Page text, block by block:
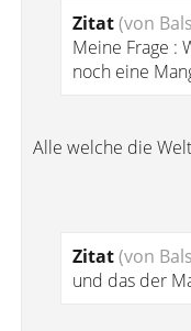
Zitat(von
Meine Frage :
noch eine
Alle welche die
Zitat(von
und das der